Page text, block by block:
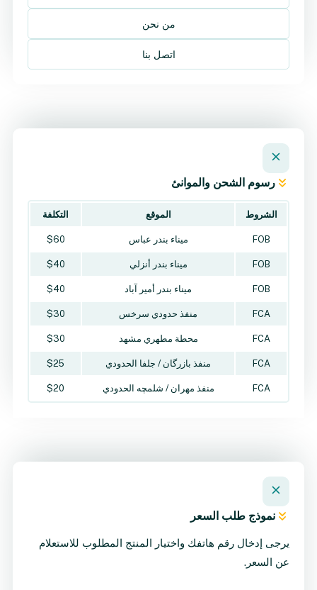
من نحن
اتصل بنا
رسوم الشحن والموانئ
الشروط الموقع التكلفة
FOB ميناء بندر عباس $60
FOB ميناء بندر أنزلي $40
FOB ميناء بندر أمير آباد $40
FCA منفذ حدودي سرخس $30
FCA محطة مطهري مشهد $30
FCA منفذ بازرگان / جلفا الحدودي $25
FCA منفذ مهران / شلمچه الحدودي $20
نموذج طلب السعر
يرجى إدخال رقم هاتفك واختيار المنتج المطلوب للاستعلام
عن السعر.